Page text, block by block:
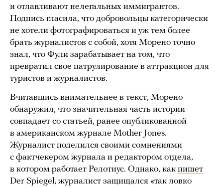
и отлавливают нелегальных иммигрантов.
Подпись гласила, что добровольцы категорически
не хотели фотографироваться и уж тем более
брать журналистов с собой, хотя Морено точно
знал, что Фули зарабатывает на том, что
превратил свое патрулирование в аттракцион для
туристов и журналистов.
Вчитавшись внимательнее в текст, Морено
обнаружил, что значительная часть истории
совпадает со статьей, ранее опубликованной
в американском журнале Mother Jones.
Журналист поделился своими сомнениями
с фактчекером журнала и редактором отдела,
в котором работает Релотиус. Однако, как пишет
Der Spiegel, журналист защищался «так ловко